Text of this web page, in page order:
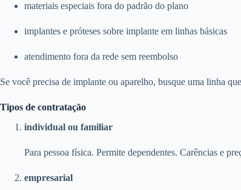
materiais especiais fora do padrão do plano
implantes e próteses sobre implante em linhas básicas
atendimento fora da rede sem reembolso
Se você precisa de implante ou aparelho, busque uma linha
Tipos de contratação
individual ou familiar
Para pessoa física. Permite dependentes. Carências e
empresarial